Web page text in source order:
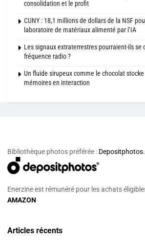
consolidation et le profit
CUNY : 18,1 millions de dollars de la NSF
laboratoire de matériaux alimenté par l’IA
Les signaux extraterrestres pourraient-ils se
fréquence radio ?
Un fluide sirupeux comme le chocolat
mémoires en interaction
Bibliothèque photos préférée :
Enerzine est rémunéré pour les achats
AMAZON
Articles récents